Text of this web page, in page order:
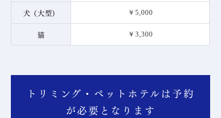
犬（大型） ￥5,000
猫 ￥3,300
トリミング・ペットホテルは予約
が必要となります